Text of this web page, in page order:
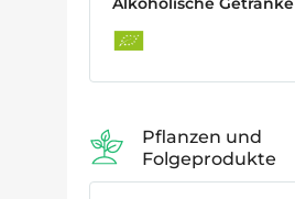
Pflanzen und
Folgeprodukte